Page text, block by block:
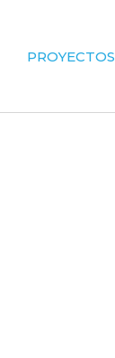
PROYECTOS